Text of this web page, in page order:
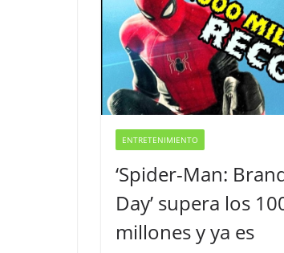
ENTRETENIMIENTO
‘Spider-Man:
Day’ supera los
millones y ya es